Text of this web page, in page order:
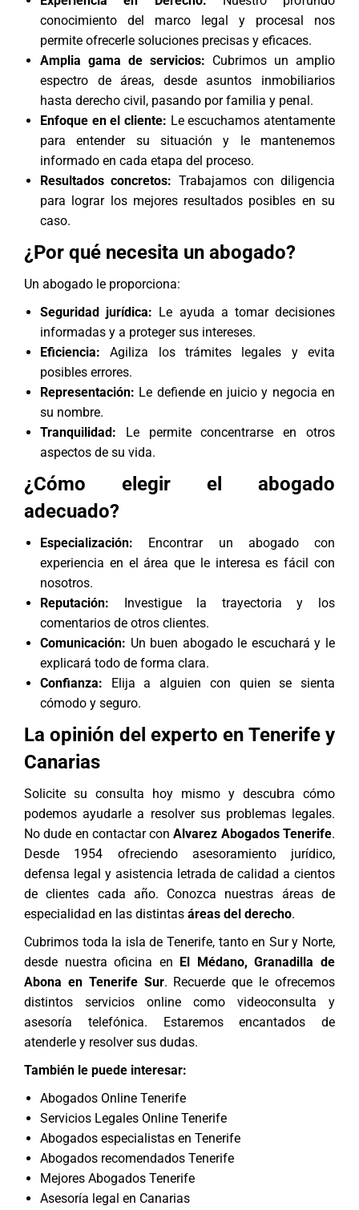
conocimiento del marco legal y procesal nos
permite ofrecerle soluciones precisas y eficaces.
Amplia gama de servicios: Cubrimos un amplio
espectro de áreas, desde asuntos inmobiliarios
hasta derecho civil, pasando por familia y penal.
Enfoque en el cliente: Le escuchamos atentamente
para entender su situación y le mantenemos
informado en cada etapa del proceso.
Resultados concretos: Trabajamos con diligencia
para lograr los mejores resultados posibles en su
caso.
¿Por qué necesita un abogado?
Un abogado le proporciona:
Seguridad jurídica: Le ayuda a tomar decisiones
informadas y a proteger sus intereses.
Eficiencia: Agiliza los trámites legales y evita
posibles errores.
Representación: Le defiende en juicio y negocia en
su nombre.
Tranquilidad: Le permite concentrarse en otros
aspectos de su vida.
¿Cómo elegir el abogado
adecuado?
Especialización: Encontrar un abogado con
experiencia en el área que le interesa es fácil con
nosotros.
Reputación: Investigue la trayectoria y los
comentarios de otros clientes.
Comunicación: Un buen abogado le escuchará y le
explicará todo de forma clara.
Confianza: Elija a alguien con quien se sienta
cómodo y seguro.
La opinión del experto en Tenerife y
Canarias
Solicite su consulta hoy mismo y descubra cómo
podemos ayudarle a resolver sus problemas legales.
No dude en contactar conAlvarez Abogados Tenerife.
Desde 1954 ofreciendo asesoramiento jurídico,
defensa legal y asistencia letrada de calidad a cientos
de clientes cada año. Conozca nuestras áreas de
especialidad en las distintas áreas del derecho.
Cubrimos toda la isla de Tenerife, tanto en Sur y Norte,
desde nuestra oficina en El Médano,Granadilla de
Abona en Tenerife Sur. Recuerde que le ofrecemos
distintos servicios online como videoconsulta y
asesoría telefónica. Estaremos encantados de
atenderle y resolver sus dudas.
También le puede interesar:
Abogados Online Tenerife
Servicios Legales Online Tenerife
Abogados especialistas en Tenerife
Abogados recomendados Tenerife
Mejores Abogados Tenerife
Asesoría legal en Canarias